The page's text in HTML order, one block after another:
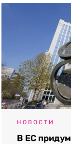
НОВОСТИ
В ЕС